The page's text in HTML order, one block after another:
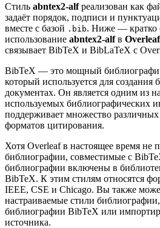
Стиль abntex2-alfреализован как
задаёт порядок, подписи и
вместе с базой .bib. Ниже — кратко
использование abntex2-alfв Overleaf
связывает BibTeX и BibLaTeX с
BibTeX — это мощный
который используется для
документах. Он является одним из
используемых библиографических
поддерживает множество
форматов цитирования.
Хотя Overleaf в настоящее время не
библиографии, совместимые с
библиографии включены в
BibTeX. К этим стилям относятся
IEEE, CSE и Chicago. Вы также
настраиваемые стили
библиографии BibTeX или
источника.